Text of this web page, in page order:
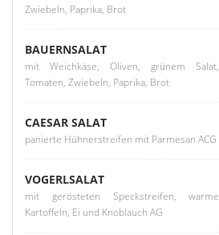
Zwiebeln, Paprika, Brot
BAUERNSALAT
mit Weichkäse, Oliven, grünem Salat,
Tomaten, Zwiebeln, Paprika, Brot
CAESAR SALAT
panierte Hühnerstreifen mit Parmesan ACG
VOGERLSALAT
mit gerösteten Speckstreifen, warme
Kartoffeln, Ei und Knoblauch AG